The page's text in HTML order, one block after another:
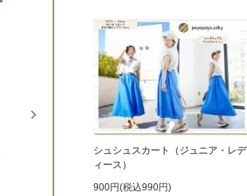
シュシュスカート（ジュニア・レデ
ィース）
900円(税込990円)